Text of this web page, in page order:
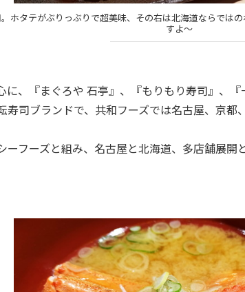
ホタテがぶりっぶりで超美味、その右は北海道ならでは
すよ～
、『まぐろや 石亭』、『もりもり寿司』、
司ブランドで、共和フーズでは名古屋、京都
フーズと組み、名古屋と北海道、多店舗展